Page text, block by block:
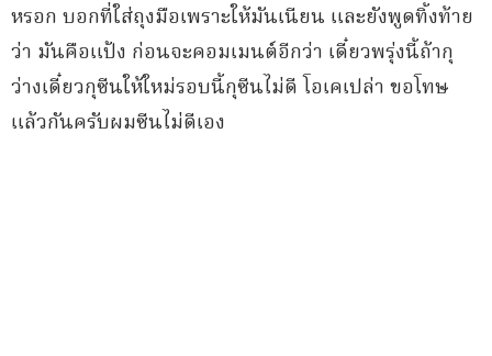
หรอก บอกที่ใส่ถุงมือเพราะให้มันเนียน และยังพูดทิ้งท้าย
ว่า มันคือแป้ง ก่อนจะคอมเมนต์อีกว่า เดี๋ยวพรุ่งนี้ถ้ากุ
ว่างเดี๋ยวกุซีนให้ใหม่รอบนี้กุซีนไม่ดี โอเคเปล่า ขอโทษ
แล้วกันครับผมซีนไม่ดีเอง